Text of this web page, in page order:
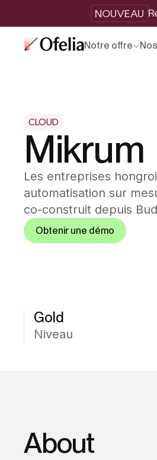
NOUVEAU
Notre offre
CLOUD
Mikrum
Les entreprises
automatisation sur
co-construit depuis
Obtenir une démo
Gold
Niveau
About